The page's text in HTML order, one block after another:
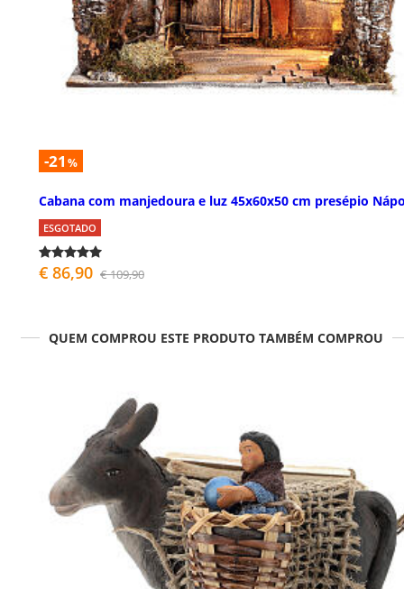
-21 %
Cabana com manjedoura e luz 45x60x50 cm presépio
ESGOTADO
€ 86,90 € 109,90
QUEM COMPROU ESTE PRODUTO TAMBÉM COMPROU